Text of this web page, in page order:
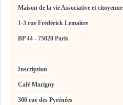
Maison de la vie Associative et citoyenne
1-3 rue Frédérick Lemaître
BP 44 - 75020 Paris
Inscription
Café Marigny
300 rue des Pyrénées